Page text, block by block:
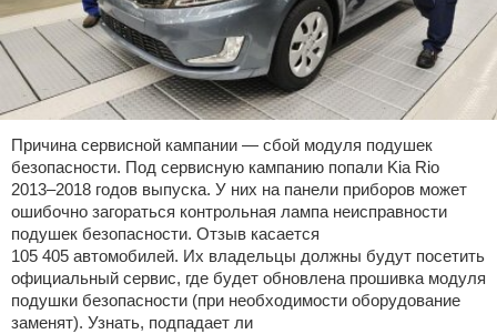
Причина сервисной кампании — сбой модуля подушек
безопасности. Под сервисную кампанию попали Kia Rio
2013–2018 годов выпуска. У них на панели приборов может
ошибочно загораться контрольная лампа неисправности
подушек безопасности. Отзыв касается
105 405 автомобилей. Их владельцы должны будут посетить
официальный сервис, где будет обновлена прошивка модуля
подушки безопасности (при необходимости оборудование
заменят). Узнать, подпадает ли